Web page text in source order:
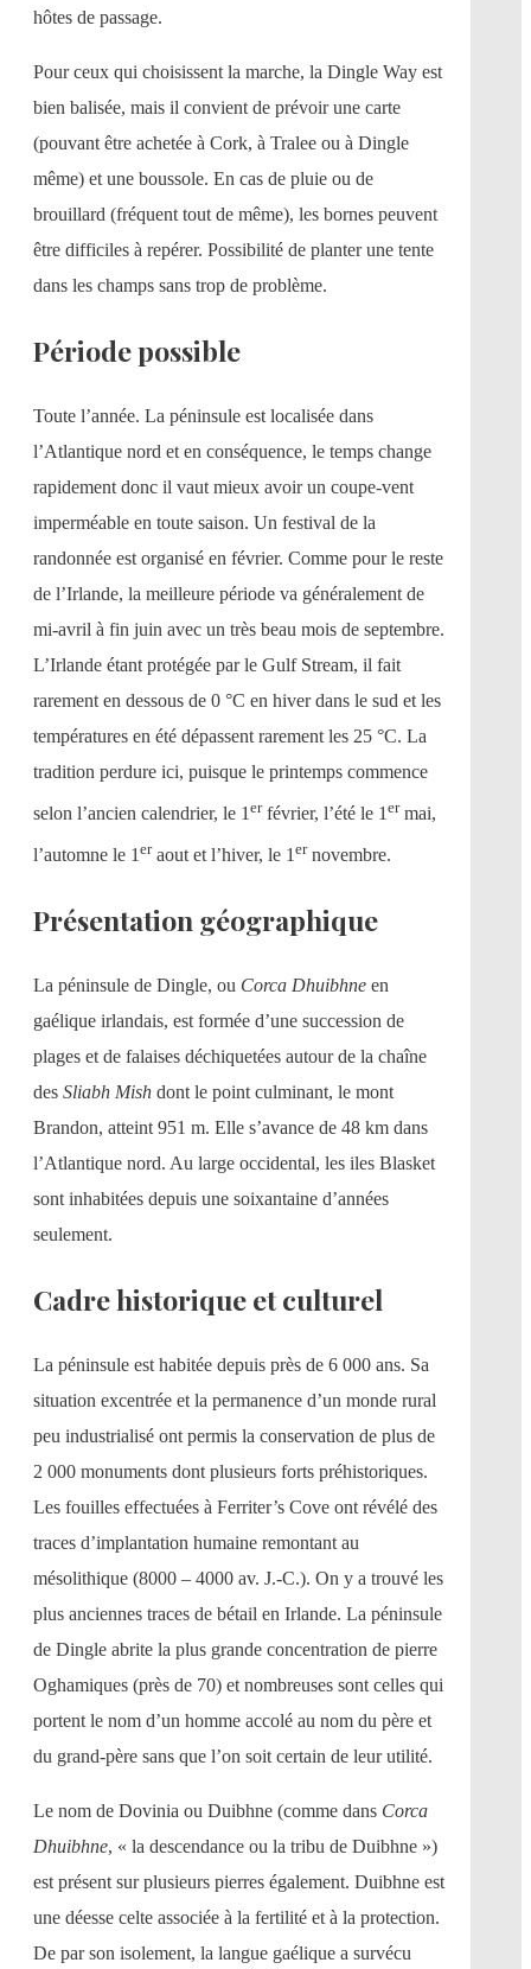
hôtes de passage.
Pour ceux qui choisissent la marche, la Dingle Way est
bien balisée, mais il convient de prévoir une carte
(pouvant être achetée à Cork, à Tralee ou à Dingle
même) et une boussole. En cas de pluie ou de
brouillard (fréquent tout de même), les bornes peuvent
être difficiles à repérer. Possibilité de planter une tente
dans les champs sans trop de problème.
Période possible
Toute l’année. La péninsule est localisée dans
l’Atlantique nord et en conséquence, le temps change
rapidement donc il vaut mieux avoir un coupe-vent
imperméable en toute saison. Un festival de la
randonnée est organisé en février. Comme pour le reste
de l’Irlande, la meilleure période va généralement de
mi-avril à fin juin avec un très beau mois de septembre.
L’Irlande étant protégée par le Gulf Stream, il fait
rarement en dessous de 0 °C en hiver dans le sud et les
températures en été dépassent rarement les 25 °C. La
tradition perdure ici, puisque le printemps commence
selon l’ancien calendrier, le 1 erfévrier, l’été le 1 ermai,
l’automne le 1eraout et l’hiver, le 1ernovembre.
Présentation géographique
La péninsule de Dingle, ou Corca Dhuibhne en
gaélique irlandais, est formée d’une succession de
plages et de falaises déchiquetées autour de la chaîne
des Sliabh Mish dont le point culminant, le mont
Brandon, atteint 951 m. Elle s’avance de 48 km dans
l’Atlantique nord. Au large occidental, les iles Blasket
sont inhabitées depuis une soixantaine d’années
seulement.
Cadre historique et culturel
La péninsule est habitée depuis près de 6 000 ans. Sa
situation excentrée et la permanence d’un monde rural
peu industrialisé ont permis la conservation de plus de
2 000 monuments dont plusieurs forts préhistoriques.
Les fouilles effectuées à Ferriter’s Cove ont révélé des
traces d’implantation humaine remontant au
mésolithique (8000 – 4000 av. J.-C.). On y a trouvé les
plus anciennes traces de bétail en Irlande. La péninsule
de Dingle abrite la plus grande concentration de pierre
Oghamiques (près de 70) et nombreuses sont celles qui
portent le nom d’un homme accolé au nom du père et
du grand-père sans que l’on soit certain de leur utilité.
Le nom de Dovinia ou Duibhne (comme dans Corca
Dhuibhne, « la descendance ou la tribu de Duibhne »)
est présent sur plusieurs pierres également. Duibhne est
une déesse celte associée à la fertilité et à la protection.
De par son isolement, la langue gaélique a survécu